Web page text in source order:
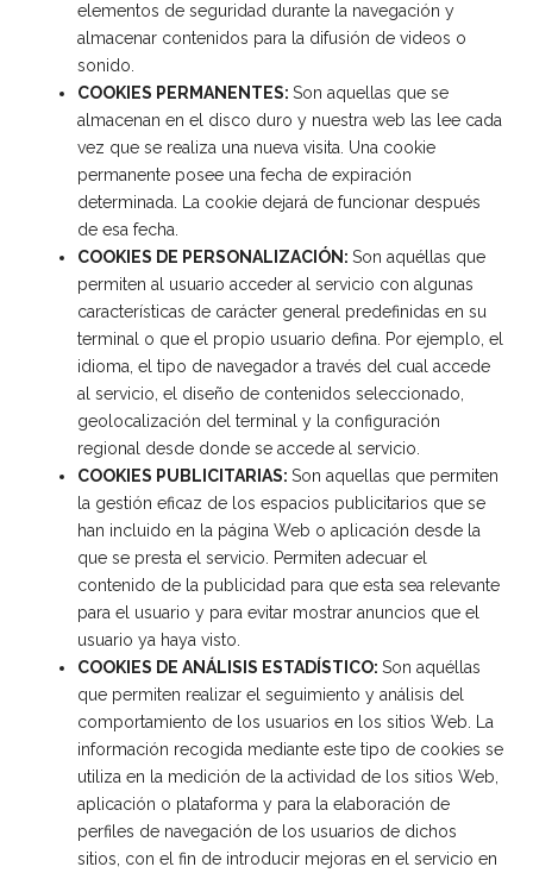
elementos de seguridad durante la navegación y
almacenar contenidos para la difusión de videos o
sonido.
COOKIES PERMANENTES: Son aquellas que se
almacenan en el disco duro y nuestra web las lee cada
vez que se realiza una nueva visita. Una cookie
permanente posee una fecha de expiración
determinada. La cookie dejará de funcionar después
de esa fecha.
COOKIES DE PERSONALIZACIÓN: Son aquéllas que
permiten al usuario acceder al servicio con algunas
características de carácter general predefinidas en su
terminal o que el propio usuario defina. Por ejemplo, el
idioma, el tipo de navegador a través del cual accede
al servicio, el diseño de contenidos seleccionado,
geolocalización del terminal y la configuración
regional desde donde se accede al servicio.
COOKIES PUBLICITARIAS: Son aquellas que permiten
la gestión eficaz de los espacios publicitarios que se
han incluido en la página Web o aplicación desde la
que se presta el servicio. Permiten adecuar el
contenido de la publicidad para que esta sea relevante
para el usuario y para evitar mostrar anuncios que el
usuario ya haya visto.
COOKIES DE ANÁLISIS ESTADÍSTICO: Son aquéllas
que permiten realizar el seguimiento y análisis del
comportamiento de los usuarios en los sitios Web. La
información recogida mediante este tipo de cookies se
utiliza en la medición de la actividad de los sitios Web,
aplicación o plataforma y para la elaboración de
perfiles de navegación de los usuarios de dichos
sitios, con el fin de introducir mejoras en el servicio en